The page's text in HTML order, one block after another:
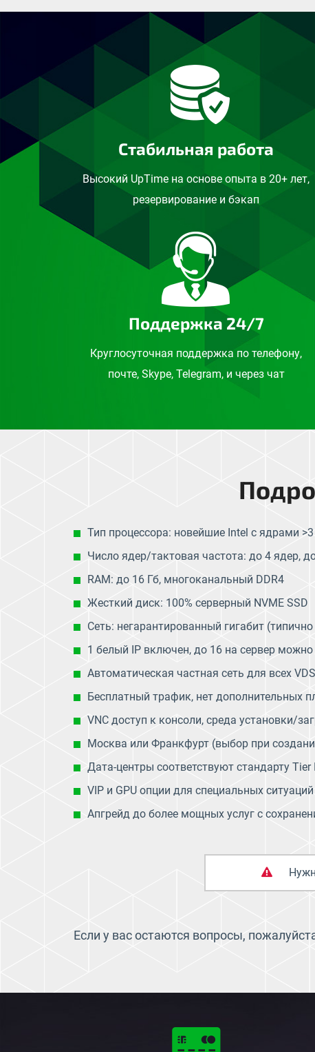
Стабильная работа
Высокий UpTime на основе опыта в 20+ лет,
резервирование и бэкап
Поддержка 24/7
Круглосуточная поддержка по телефону,
почте, Skype, Telegram, и через чат
Тип процессора: новейшие Intel с ядрами >3
Число ядер/тактовая частота: до 4 ядер,
RAM: до 16 Гб, многоканальный DDR4
Жесткий диск: 100% серверный NVME SSD
Сеть: негарантированный гигабит
1 белый IP включен, до 16 на сервер можно
Автоматическая частная сеть для всех
Бесплатный трафик, нет дополнительных
VNC доступ к консоли, среда установки/
Москва или Франкфурт (выбор при
Дата-центры соответствуют стандарту Tier III
VIP и GPU опции для специальных ситуаций
Апгрейд до более мощных услуг с
Если у вас остаются вопросы,